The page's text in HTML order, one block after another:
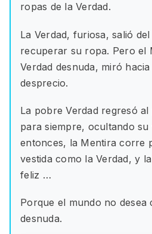
ropas de la Verdad.
La Verdad, furiosa, salió
recuperar su ropa. Pero el
Verdad desnuda, miró
desprecio.
La pobre Verdad regresó
para siempre, ocultando su
entonces, la Mentira corre
vestida como la Verdad, y
feliz …
Porque el mundo no desea
desnuda.